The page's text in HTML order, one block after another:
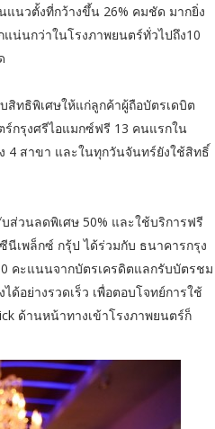
นวตั้งที่กว้างขึ้น 26% คมชัด มากยิ่ง
น่นกว่าในโรงภาพยนตร์ทั่วไปถึง10
สิทธิพิเศษให้แก่ลูกค้าผู้ถือบัตรเดบิต
กรุงศรีไอแมกซ์ฟรี 13 คนแรกใน
4 สาขา และในทุกวันจันทร์ยังใช้สิทธิ์
ส่วนลดพิเศษ 50% และใช้บริการฟรี
นีเพล็กซ์ กรุ้ป ได้ร่วมกับ ธนาคารกรุง
คะแนนจากบัตรเครดิตแลกรับบัตรชม
อย่างรวดเร็ว เพื่อตอบโจทย์การใช้
ด้านหน้าทางเข้าโรงภาพยนตร์ก็